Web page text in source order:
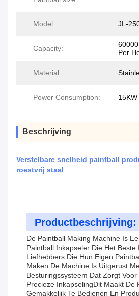
.....
Model: JL-
Capacity:
Per
Material:
Power Consumption: 15KW
Beschrijving
Verstelbare snelheid paintball
roestvrij staal
Productbeschrijving:
De Paintball Making Machine Is
Paintball Inkapseler Die Het Beste
Liefhebbers Die Hun Eigen
Maken.De Machine Is Uitgerust
Besturingssysteem Dat Zorgt
Precieze InkapselingDit Maakt De
Gemakkelijk Te Bedienen En